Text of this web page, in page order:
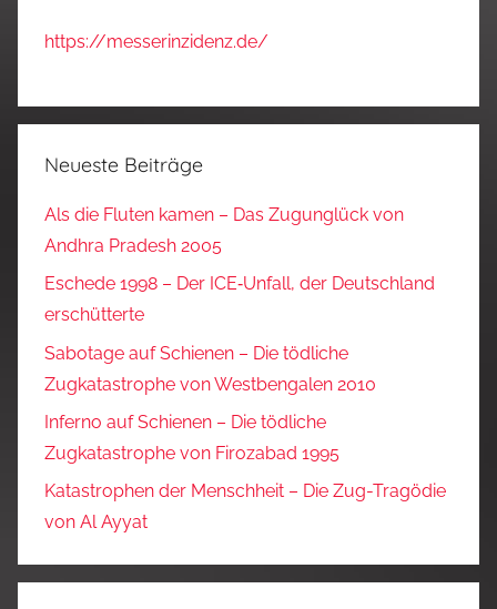
https://messerinzidenz.de/
Neueste Beiträge
Als die Fluten kamen – Das Zugunglück von
Andhra Pradesh 2005
Eschede 1998 – Der ICE‑Unfall, der Deutschland
erschütterte
Sabotage auf Schienen – Die tödliche
Zugkatastrophe von Westbengalen 2010
Inferno auf Schienen – Die tödliche
Zugkatastrophe von Firozabad 1995
Katastrophen der Menschheit – Die Zug-Tragödie
von Al Ayyat